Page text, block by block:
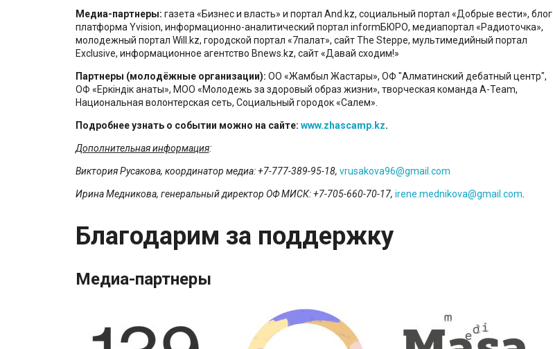
Медиа-партнеры: газета «Бизнес и власть» и портал Аnd.kz, социальный портал «Добрые вести», блог
платформа Yvision, информационно-аналитический портал informБЮРО, медиапортал «Радиоточка»,
молодежный портал Will.kz, городской портал «7палат», сайт The Steppe, мультимедийный портал
Exclusive, информационное агентство Bnews.kz, сайт «Давай сходим!»
Партнеры (молодёжные организации): ОО «Жамбыл Жастары», ОФ "Алматинский дебатный центр",
ОФ «Еркiндiк қанаты», МОО «Молодежь за здоровый образ жизни», творческая команда A-Team,
Национальная волонтерская сеть, Социальный городок «Салем».
Подробнее узнать о событии можно на сайте: www.zhascamp.kz.
Дополнительная информация:
Виктория Русакова, координатор медиа: +7-777-389-95-18, vrusakova96@gmail.com
Ирина Медникова, генеральный директор ОФ МИСК:+7-705-660-70-17, irene.mednikova@gmail.com
Благодарим за поддержку
Медиа-партнеры